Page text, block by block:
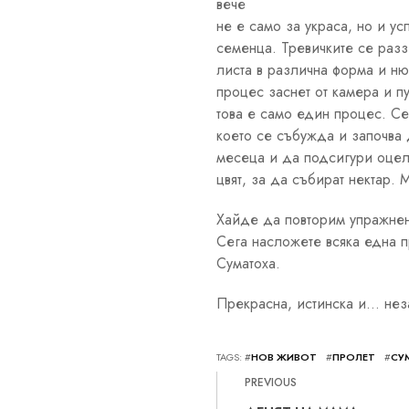
не е само за украса, но и
семенца. Тревичките се
листа в различна форма и
процес заснет от камера и
това е само един процес.
което се събужда и
месеца и да подсигури
цвят, за да събират
Хайде да повторим
Сега насложете всяка една
Суматоха.
Прекрасна, истинска и…
TAGS: #НОВ ЖИВОТ #ПРОЛЕТ #
PREVIOUS